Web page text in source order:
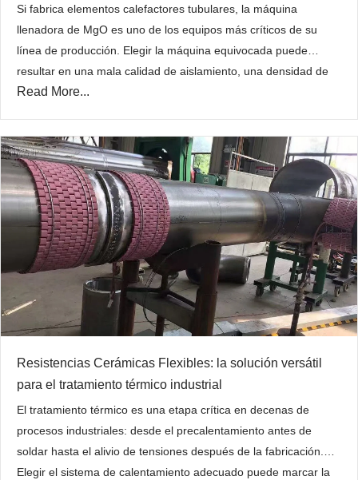
Si fabrica elementos calefactores tubulares, la máquina
llenadora de MgO es uno de los equipos más críticos de su
línea de producción. Elegir la máquina equivocada puede
resultar en una mala calidad de aislamiento, una densidad de
MgO inconsistente, un desalineamiento del alambre de
que le cuestan tiempo…
Read More...
Resistencias Cerámicas Flexibles: la solución versátil
para el tratamiento térmico industrial
El tratamiento térmico es una etapa crítica en decenas de
procesos industriales: desde el precalentamiento antes de
soldar hasta el alivio de tensiones después de la fabricación.
Elegir el sistema de calentamiento adecuado puede marcar la